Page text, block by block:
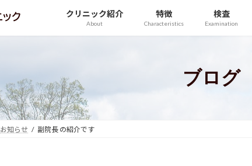
クリニック紹介
About
特徴
Characteristics
検査
Examination
ブログ
お知らせ 副院長 の紹介です